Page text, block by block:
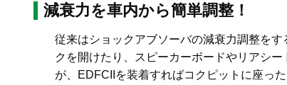
減衰力を車内から簡単調整！
従来はショックアブソーバの減衰力調整を
クを開けたり、スピーカーボードやリアシ
が、EDFCIIを装着すればコクピットに座っ